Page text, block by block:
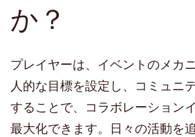
か？
プレイヤーは、イベントのメカ
人的な目標を設定し、コミュニ
することで、コラボレーション
最大化できます。日々の活動を